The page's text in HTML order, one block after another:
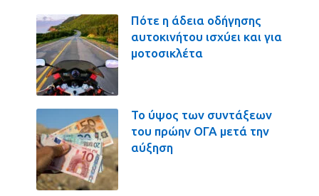
Πότε η άδεια οδήγησης
αυτοκινήτου ισχύει και για
μοτοσικλέτα
Το ύψος των συντάξεων
του πρώην ΟΓΑ μετά την
αύξηση